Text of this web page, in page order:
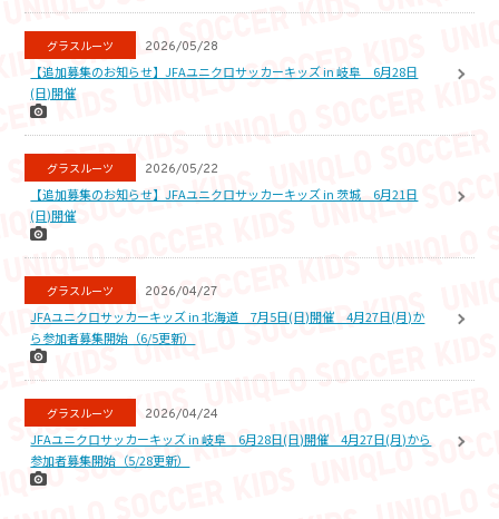
グラスルーツ 2026/05/28
【追加募集のお知らせ】JFAユニクロサッカーキッズ in 岐阜 6月28日
(日)開催
グラスルーツ 2026/05/22
【追加募集のお知らせ】JFAユニクロサッカーキッズ in 茨城 6月21日
(日)開催
グラスルーツ 2026/04/27
JFAユニクロサッカーキッズ in 北海道 7月5日(日)開催 4月27日(月)か
ら参加者募集開始（6/5更新）
グラスルーツ 2026/04/24
JFAユニクロサッカーキッズ in 岐阜 6月28日(日)開催 4月27日(月)から
参加者募集開始（5/28更新）